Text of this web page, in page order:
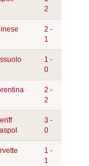
2
2 -
1
1 -
0
2 -
2
3 -
0
1 -
1